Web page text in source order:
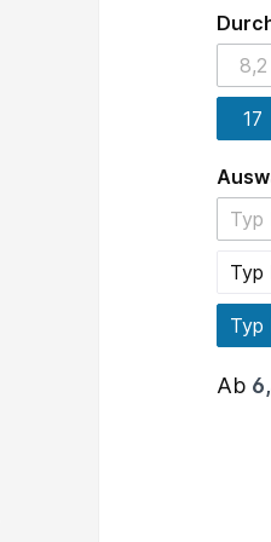
aus
seine
8,2
17
Typ
Typ
Typ
Ab